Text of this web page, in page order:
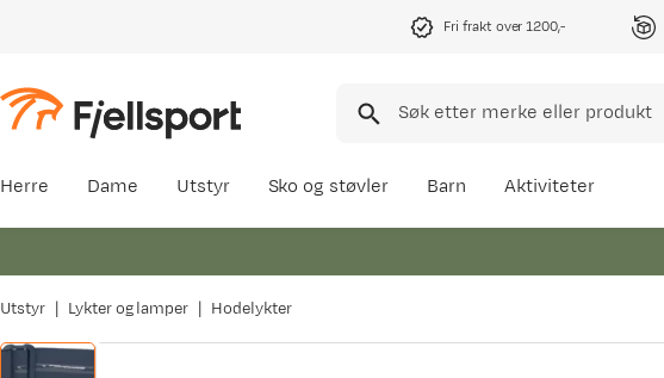
Fri frakt over 1200,-
Herre Dame Utstyr Sko og støvler Barn Aktiviteter
Utstyr Lykter og lamper Hodelykter